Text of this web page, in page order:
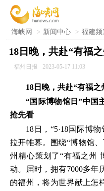
海峡网 > 新闻中心 > 福建频
18日晚，共赴“有福
福州日报 2023-05-17 11:03
18日晚，共赴“有福之
“国际博物馆日”中国
抢先看
18日，“5·18国际博
拉开帷幕。围绕“博物馆
州精心策划了“有福之州
动。届时，拥有7000多年
的福州，将为世界献上怎